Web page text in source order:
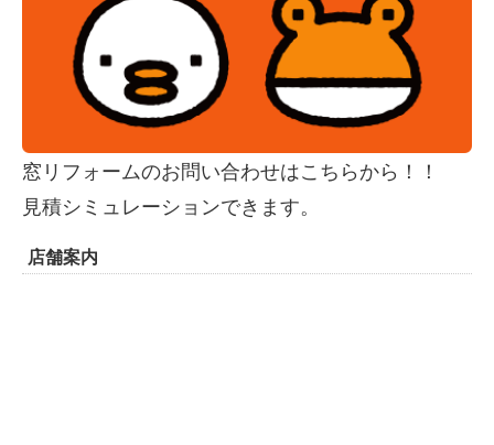
窓リフォームのお問い合わせはこちらから！！
見積シミュレーションできます。
店舗案内